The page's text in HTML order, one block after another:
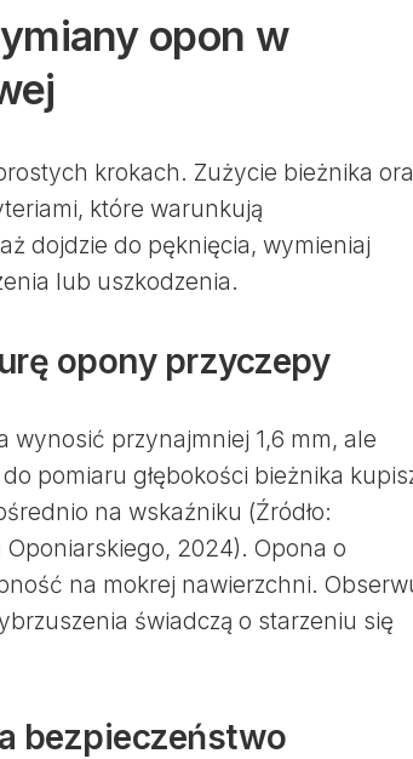
opon w
krokach. Zużycie bieżnika
które warunkują
dojdzie do pęknięcia, wymieniaj
lub uszkodzenia.
opony przyczepy
wynosić przynajmniej 1,6 mm, ale
pomiaru głębokości bieżnika
na wskaźniku (Źródło:
Oponiarskiego, 2024). Opona o
na mokrej nawierzchni.
świadczą o starzeniu się
bezpieczeństwo